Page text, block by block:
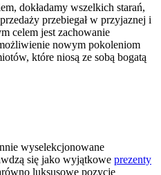
dokładamy wszelkich starań,
przebiegał w przyjaznej i
celem jest zachowanie
nowym pokoleniom
które niosą ze sobą bogatą
wyselekcjonowane
się jako wyjątkowe prezenty
luksusowe pozycje